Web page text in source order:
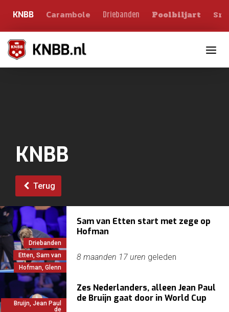
KNBB Carambole Driebanden Poolbiljart
KNBB
Terug
Driebanden
Etten, Sam van
Hofman, Glenn
Sam van Etten start met zege op
Hofman
8 maanden 17 uren geleden
Bruijn, Jean Paul
de
Zes Nederlanders, alleen Jean Paul
de Bruijn gaat door in World Cup